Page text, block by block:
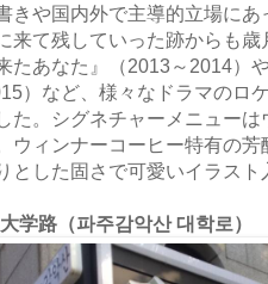
きや国内外で主導的立場に
来て残していった跡からも
たあなた』（2013～2014）
）など、様々なドラマのロ
た。シグネチャーメニュー
ウィンナーコーヒー特有の
とした固さで可愛いイラス
学路（파주감악산 대학로）